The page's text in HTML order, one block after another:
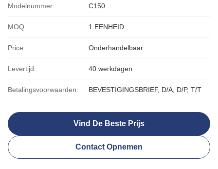
Modelnummer: C150
MOQ: 1 EENHEID
Price: Onderhandelbaar
Levertijd: 40 werkdagen
Betalingsvoorwaarden: BEVESTIGINGSBRIEF, D/A, D/P, T/T
Vind De Beste Prijs
Contact Opnemen